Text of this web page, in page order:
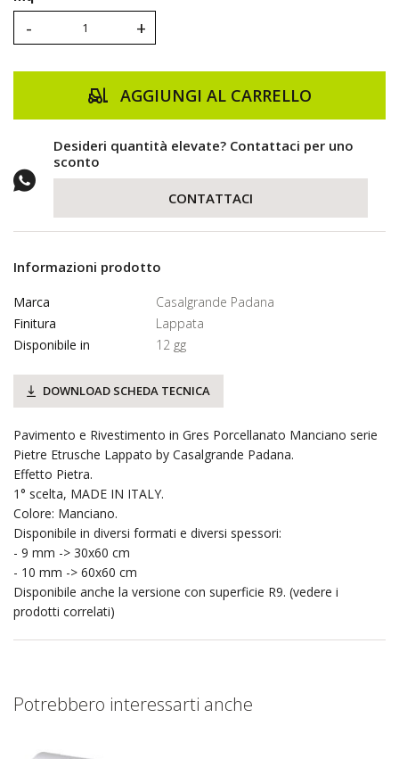
- +
AGGIUNGI AL CARRELLO
Desideri quantità elevate? Contattaci per uno
sconto
CONTATTACI
Informazioni prodotto
Marca
Casalgrande Padana
Finitura
Lappata
Disponibile in
12 gg
DOWNLOAD SCHEDA TECNICA
Pavimento e Rivestimento in Gres Porcellanato Manciano serie
Pietre Etrusche Lappato by Casalgrande Padana.
Effetto Pietra.
1° scelta, MADE IN ITALY.
Colore: Manciano.
Disponibile in diversi formati e diversi spessori:
- 9 mm -> 30x60 cm
- 10 mm -> 60x60 cm
Disponibile anche la versione con superficie R9. (vedere i
prodotti correlati)
Potrebbero interessarti anche